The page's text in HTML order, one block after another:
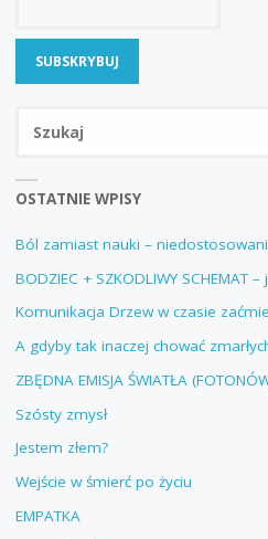
OSTATNIE WPISY
Ból zamiast nauki –
BODZIEC + SZKODLIWY SCHEMAT
Komunikacja Drzew w czasie
A gdyby tak inaczej chować
ZBĘDNA EMISJA ŚWIATŁA
Szósty zmysł
Jestem złem?
Wejście w śmierć po życiu
EMPATKA